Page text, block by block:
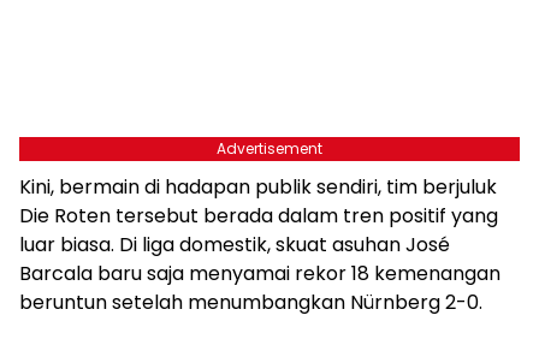
Advertisement
Kini, bermain di hadapan publik sendiri, tim berjuluk
Die Roten tersebut berada dalam tren positif yang
luar biasa. Di liga domestik, skuat asuhan José
Barcala baru saja menyamai rekor 18 kemenangan
beruntun setelah menumbangkan Nürnberg 2-0.